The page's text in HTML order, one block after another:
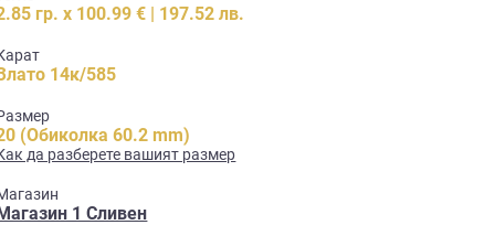
гр. x 100.99 € | 197.52 лв.
14к/585
(Обиколка 60.2 mm)
да разберете вашият размер
1 Сливен